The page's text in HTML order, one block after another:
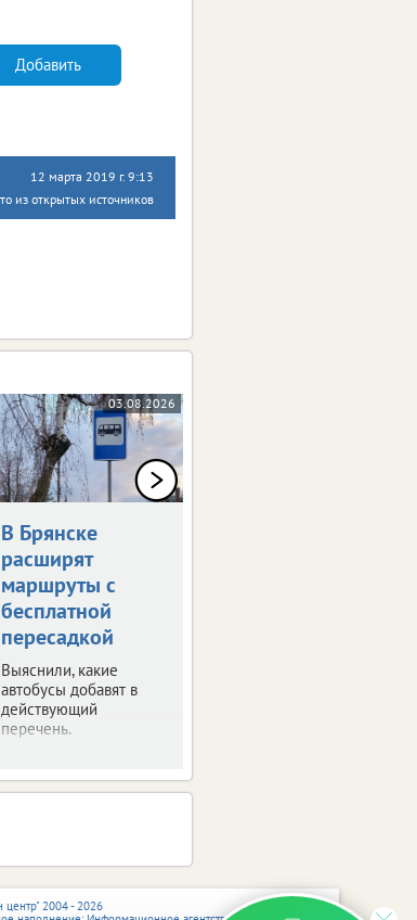
Добавить
12 марта 2019 г. 9:13
из открытых источников
03.08.2026
В Брянске
расширят
маршруты с
бесплатной
пересадкой
Выяснили, какие
автобусы добавят в
действующий
перечень.
центр" 2004 - 2026